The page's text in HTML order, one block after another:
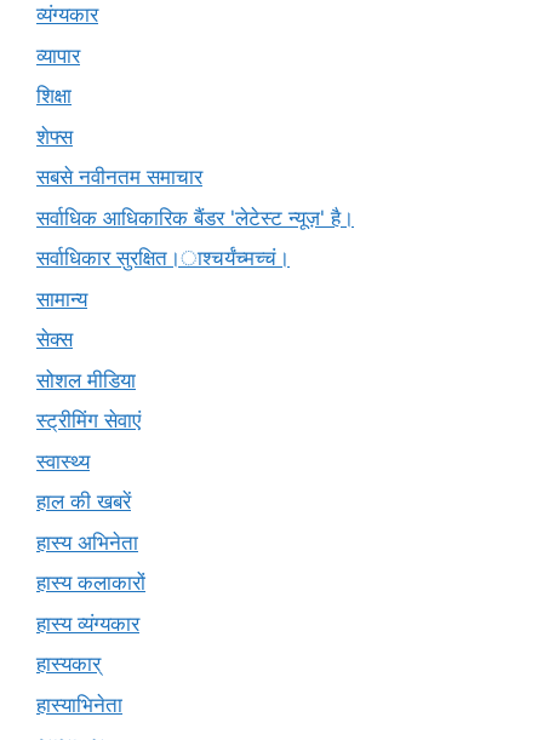
व्यंग्यकार
व्यापार
शिक्षा
शेफ्स
सबसे नवीनतम समाचार
सर्वाधिक आधिकारिक बैंडर 'लेटेस्ट न्यूज़' है।
सर्वाधिकार सुरक्षित।ाश्चर्यंच्मच्चं।
सामान्य
सेक्स
सोशल मीडिया
स्ट्रीमिंग सेवाएं
स्वास्थ्य
हाल की खबरें
हास्य अभिनेता
हास्य कलाकारों
हास्य व्यंग्यकार
हास्यकार्
हास्याभिनेता